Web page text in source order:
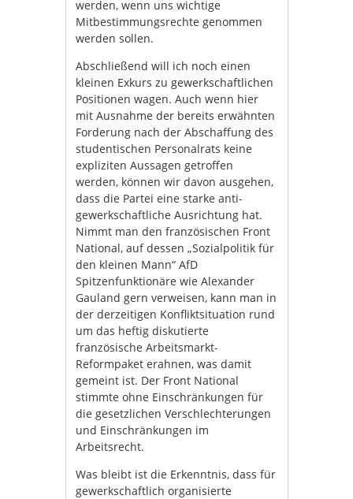
werden, wenn uns wichtige
Mitbestimmungsrechte genommen
werden sollen.
Abschließend will ich noch einen
kleinen Exkurs zu gewerkschaftlichen
Positionen wagen. Auch wenn hier
mit Ausnahme der bereits erwähnten
Forderung nach der Abschaffung des
studentischen Personalrats keine
expliziten Aussagen getroffen
werden, können wir davon ausgehen,
dass die Partei eine starke anti-
gewerkschaftliche Ausrichtung hat.
Nimmt man den französischen Front
National, auf dessen „Sozialpolitik für
den kleinen Mann“ AfD
Spitzenfunktionäre wie Alexander
Gauland gern verweisen, kann man in
der derzeitigen Konfliktsituation rund
um das heftig diskutierte
französische Arbeitsmarkt-
Reformpaket erahnen, was damit
gemeint ist. Der Front National
stimmte ohne Einschränkungen für
die gesetzlichen Verschlechterungen
und Einschränkungen im
Arbeitsrecht.
Was bleibt ist die Erkenntnis, dass für
gewerkschaftlich organisierte